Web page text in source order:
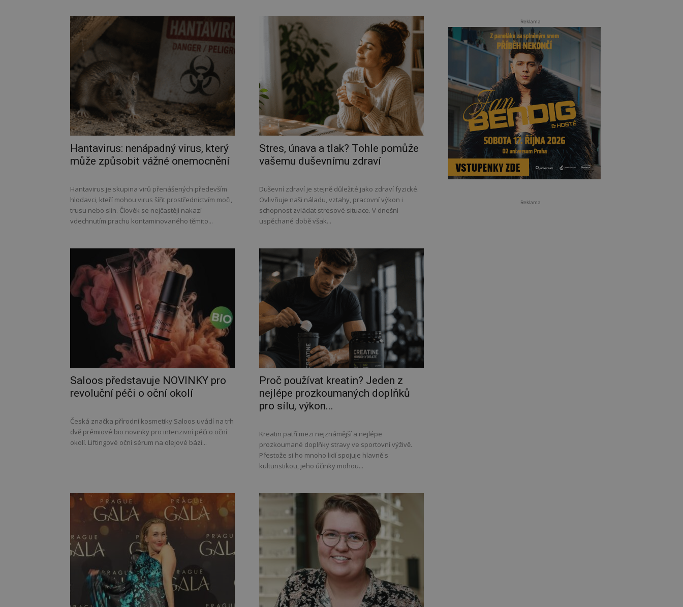
Hantavirus: nenápadný virus, který
může způsobit vážné onemocnění
Hantavirus je skupina virů přenášených především
hlodavci, kteří mohou virus šířit prostřednictvím moči,
trusu nebo slin. Člověk se nejčastěji nakazí
vdechnutím prachu kontaminovaného těmito...
Stres, únava a tlak? Tohle pomůže
vašemu duševnímu zdraví
Duševní zdraví je stejně důležité jako zdraví fyzické.
Ovlivňuje naši náladu, vztahy, pracovní výkon i
schopnost zvládat stresové situace. V dnešní
uspěchané době však...
Saloos představuje NOVINKY pro
revoluční péči o oční okolí
Česká značka přírodní kosmetiky Saloos uvádí na trh
dvě prémiové bio novinky pro intenzivní péči o oční
okolí. Liftingové oční sérum na olejové bázi...
Proč používat kreatin? Jeden z
nejlépe prozkoumaných doplňků
pro sílu, výkon...
Kreatin patří mezi nejznámější a nejlépe
prozkoumané doplňky stravy ve sportovní výživě.
Přestože si ho mnoho lidí spojuje hlavně s
kulturistikou, jeho účinky mohou...
Reklama
Reklama